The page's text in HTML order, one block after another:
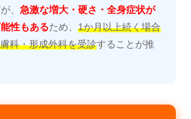
、 急激な増大・硬さ・全身症状が
性もあるため、 1か月以上続く場合
科・形成外科を受診することが推